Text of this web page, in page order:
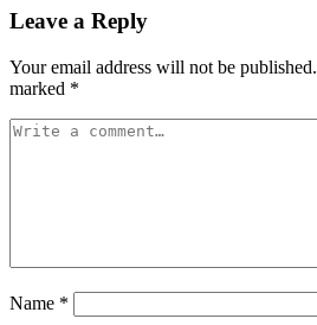
Leave a Reply
Your email address will not be published.
marked *
Name *